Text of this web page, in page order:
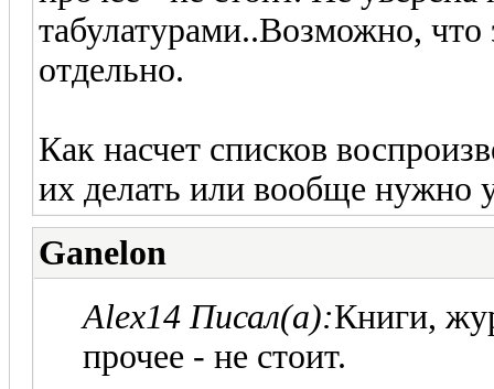
табулатурами..Возможно, что
отдельно.
Как насчет списков
их делать или вообще нужно
Ganelon
Alex14 Писал(а):Книги,
прочее - не стоит.